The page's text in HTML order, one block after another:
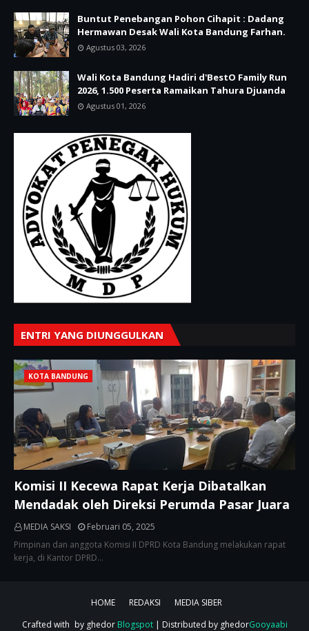
Buntut Penebangan Pohon Cihapit : Dadang
Hermawan Desak Wali Kota Bandung Farhan.
Agustus 03, 2026
Wali Kota Bandung Hadiri d'BestO Family Run
2026, 1.500 Peserta Ramaikan Tahura Djuanda
Agustus 01, 2026
ENTRI YANG DIUNGGULKAN
KOTA BANDUNG
Komisi II Kecewa Rapat Kerja Dibatalkan
Mendadak oleh Direksi Perumda Pasar Juara
MEDIA SAKSI
Februari 05, 2025
Pimpinan dan anggota Komisi II DPRD Kota Bandung melakukan rapat
kerja, di Kantor DPRD…
HOME REDAKSI
MEDIA SIBER
Crafted with by ghedor Blogspot| Distributed by ghedorGooyaabi